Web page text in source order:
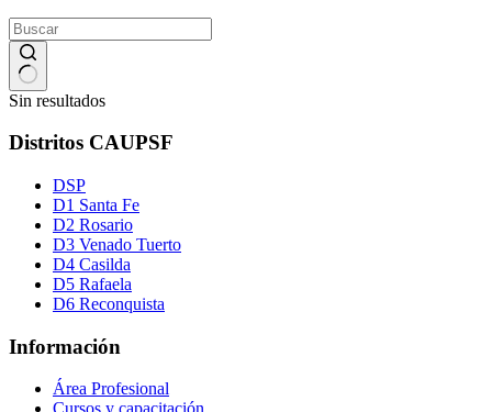
Sin resultados
Distritos CAUPSF
DSP
D1 Santa Fe
D2 Rosario
D3 Venado Tuerto
D4 Casilda
D5 Rafaela
D6 Reconquista
Información
Área Profesional